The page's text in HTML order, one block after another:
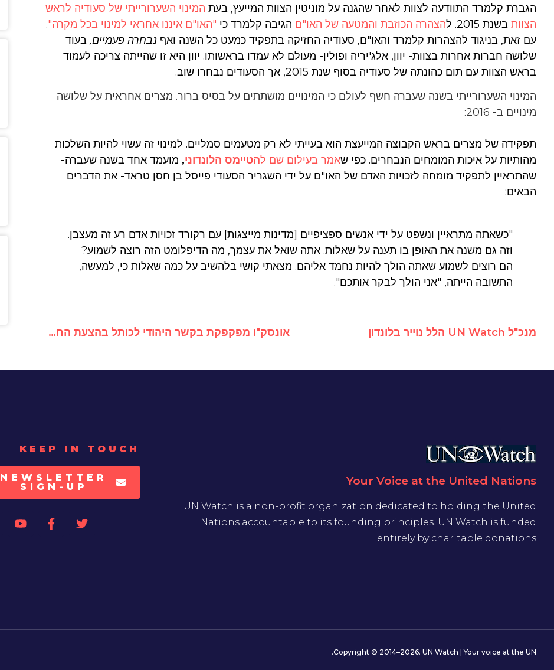
הגברת קלמרד התוודעה לצוות לאחר שהגנה על מוניטין הצוות המייעץ, בעת המינוי השערורייתי של סעודיה לראש
הצוות בשנת 2015. ל הצהרה הכוזבת והמטעה של האו"ם הגיבה קלמרד כי "האו"ם איננו אחראי למינוי בכל מקרה".
עם זאת, בניגוד להצהרות קלמרד והאו"ם, סעודיה החזיקה בתפקיד כמעט כל השנה ואף נבחרה פעמיים, בעוד
שלושה חברות אחרות בצוות- יוון, אלג'יריה ופולין- מעולם לא עמדו בראשותו. יוון היא זו שהייתה צריכה לעמוד
בראש הצוות עם תום כהונתה של סעודיה בסוף שנת 2015, אך הסעודים נבחרו שוב.
המינוי השערורייתי בשנה שעברה חשף לעולם כי המינויים מושתתים על בסיס ברור. מצרים אחראית על שלושה
מינויים ב- 2016:
תפקידה של מצרים בראש הקבוצה המייעצת הוא בעייתי לא רק מטעמים סמליים. למינוי זה עשוי להיות השלכות
מהותיות על איכות המומחים הנבחרים. כפי שאמר בעילום שם להטיימס הלונדוני, מועמד אחד בשנה שעברה-
שהתראיין לתפקיד מומחה לזכויות האדם של האו"ם על ידי השגריר הסעודי פייסל בן חסן טראד- את הדברים
הבאים:
"כשאתה מתראיין ונשפט על ידי אנשים ספציפיים [מדינות מייצגות] עם רקורד זכויות אדם רע זה מעצבן.
וזה גם משנה את האופן בו תענה על שאלות. אתה שואל את עצמך, מה הדיפלומט הזה רוצה לשמוע?
הם רוצים לשמוע שאתה הולך להיות נחמד אליהם. מצאתי קושי בלהשיב על כמה שאלות כי, למעשה,
התשובה הייתה, "אני הולך לבקר אותכם".
מנכ"ל UN Watch הלל נוייר בלונדון אונסק"ו מפקפקת בקשר היהודי לכותל בהצעת החלטה בחסות ערבית
Your Voice at the United Nations
UN Watch is a non-profit organization dedicated to holding the United
Nations accountable to its founding principles. UN Watch is funded
entirely by charitable donations
KEEP IN TOUCH
NEWSLETTER
SIGN-UP
Copyright © 2014–2026. UN Watch | Your voice at the UN.